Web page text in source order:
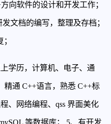
向软件的设计和开发工作；
文档的编写，整理及存档；
学历，计算机、电子、通
精通 C++语言，熟悉 C++标
、网络编程、qss 界面美化